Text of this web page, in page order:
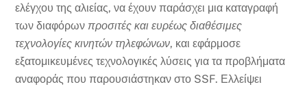
ελέγχου της αλιείας, να έχουν παράσχει μια καταγραφή
των διαφόρων προσιτές και ευρέως διαθέσιμες
τεχνολογίες κινητών τηλεφώνων, και εφάρμοσε
εξατομικευμένες τεχνολογικές λύσεις για τα προβλήματα
αναφοράς που παρουσιάστηκαν στο SSF. Ελλείψει